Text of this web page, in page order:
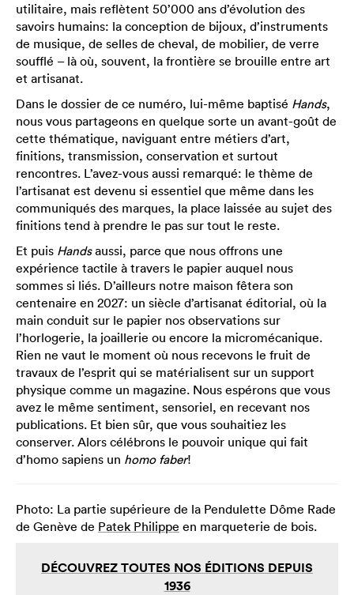
utilitaire, mais reflètent 50’000 ans d’évolution des
savoirs humains: la conception de bijoux, d’instruments
de musique, de selles de cheval, de mobilier, de verre
soufflé – là où, souvent, la frontière se brouille entre art
et artisanat.
Dans le dossier de ce numéro, lui-même baptisé Hands,
nous vous partageons en quelque sorte un avant-goût de
cette thématique, naviguant entre métiers d’art,
finitions, transmission, conservation et surtout
rencontres. L’avez-vous aussi remarqué: le thème de
l’artisanat est devenu si essentiel que même dans les
communiqués des marques, la place laissée au sujet des
finitions tend à prendre le pas sur tout le reste.
Et puis Handsaussi, parce que nous offrons une
expérience tactile à travers le papier auquel nous
sommes si liés. D’ailleurs notre maison fêtera son
centenaire en 2027: un siècle d’artisanat éditorial, où la
main conduit sur le papier nos observations sur
l’horlogerie, la joaillerie ou encore la micromécanique.
Rien ne vaut le moment où nous recevons le fruit de
travaux de l’esprit qui se matérialisent sur un support
physique comme un magazine. Nous espérons que vous
avez le même sentiment, sensoriel, en recevant nos
publications. Et bien sûr, que vous souhaitiez les
conserver. Alors célébrons le pouvoir unique qui fait
d’homo sapiens un homo faber!
Photo: La partie supérieure de la Pendulette Dôme Rade
de Genève de Patek Philippe en marqueterie de bois.
DÉCOUVREZ TOUTES NOS ÉDITIONS DEPUIS
1936